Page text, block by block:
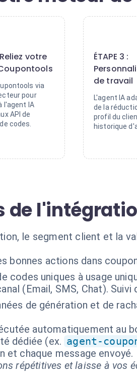
Reliez votre
via
pour
l'agent IA
API de
codes.
ÉTAPE 3 :
de travail
L'agent IA
de la
profil du
historique
de
le segment client et la
bonnes actions dans
codes uniques à usage
(Email, SMS, Chat).
de génération et de
automatiquement au
dédiée (ex. agent-
et chaque message envoyé.
répétitives et laisse à vos